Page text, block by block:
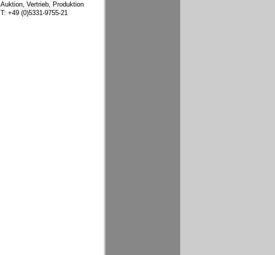
Auktion, Vertrieb, Produktion
T: +49 (0)5331-9755-21